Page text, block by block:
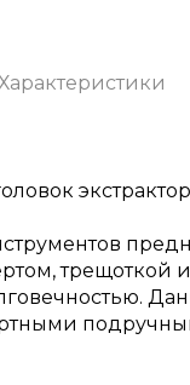
трещоткой